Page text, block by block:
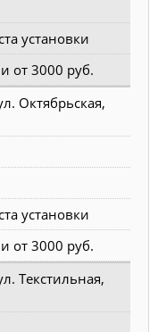
установки
от 3000 руб.
Октябрьская,
установки
от 3000 руб.
Текстильная,